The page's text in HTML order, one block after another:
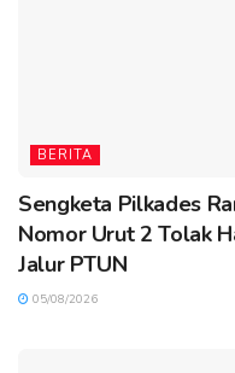
BERITA
Sengketa Pilkades
Nomor Urut 2 Tolak
Jalur PTUN
05/08/2026